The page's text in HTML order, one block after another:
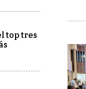
top tres